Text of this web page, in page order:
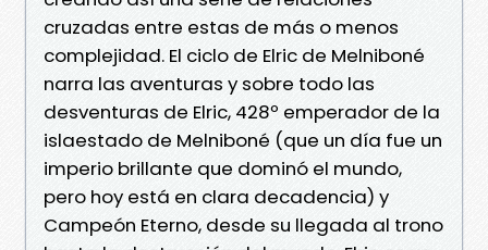
cruzadas entre estas de más o menos
complejidad. El ciclo de Elric de Melniboné
narra las aventuras y sobre todo las
desventuras de Elric, 428º emperador de la
islaestado de Melniboné (que un día fue un
imperio brillante que dominó el mundo,
pero hoy está en clara decadencia) y
Campeón Eterno, desde su llegada al trono